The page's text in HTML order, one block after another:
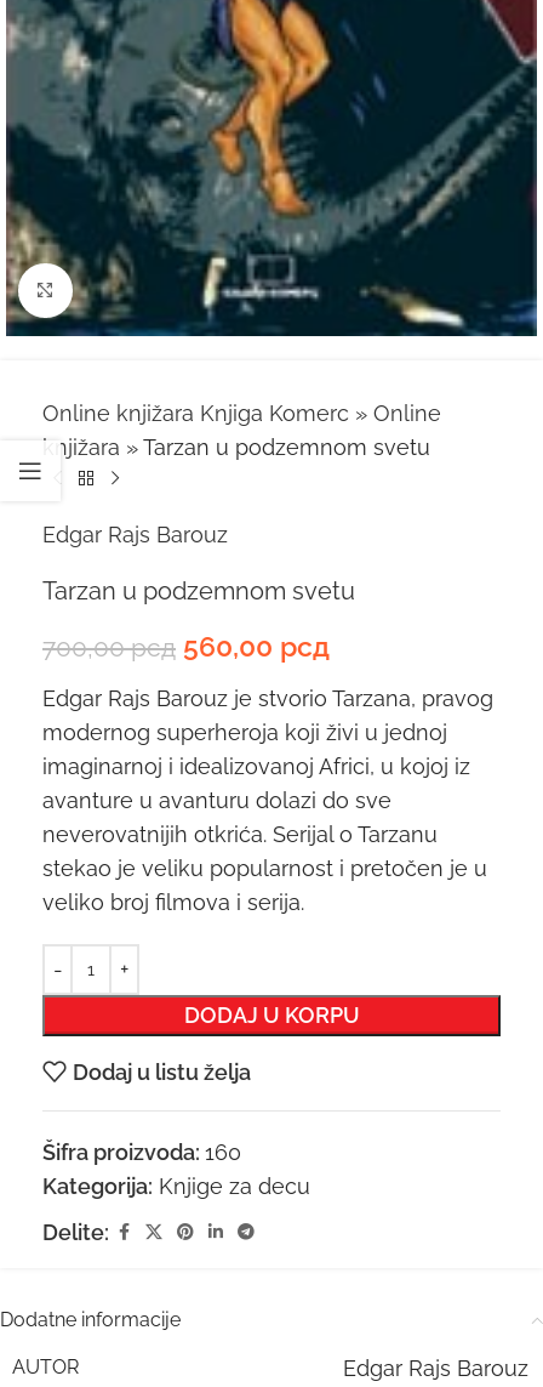
Kliknite za uvećanje
Online knjižara Knjiga Komerc » Online
knjižara »Tarzan u podzemnom svetu
Edgar Rajs Barouz
Tarzan u podzemnom svetu
700,00рсд 560,00 рсд
Edgar Rajs Barouz je stvorio Tarzana, pravog
modernog superheroja koji živi u jednoj
imaginarnoj i idealizovanoj Africi, u kojoj iz
avanture u avanturu dolazi do sve
neverovatnijih otkrića. Serijal o Tarzanu
stekao je veliku popularnost i pretočen je u
veliko broj filmova i serija.
DODAJ U KORPU
Dodaj u listu želja
Šifra proizvoda: 160
Kategorija: Knjige za decu
Delite:
Dodatne informacije
AUTOR Edgar Rajs Barouz